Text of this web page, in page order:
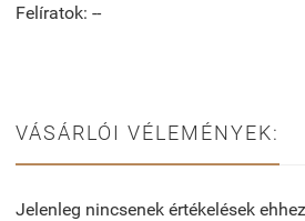
Felíratok: --
VÁSÁRLÓI VÉLEMÉNYEK:
Jelenleg nincsenek értékelések